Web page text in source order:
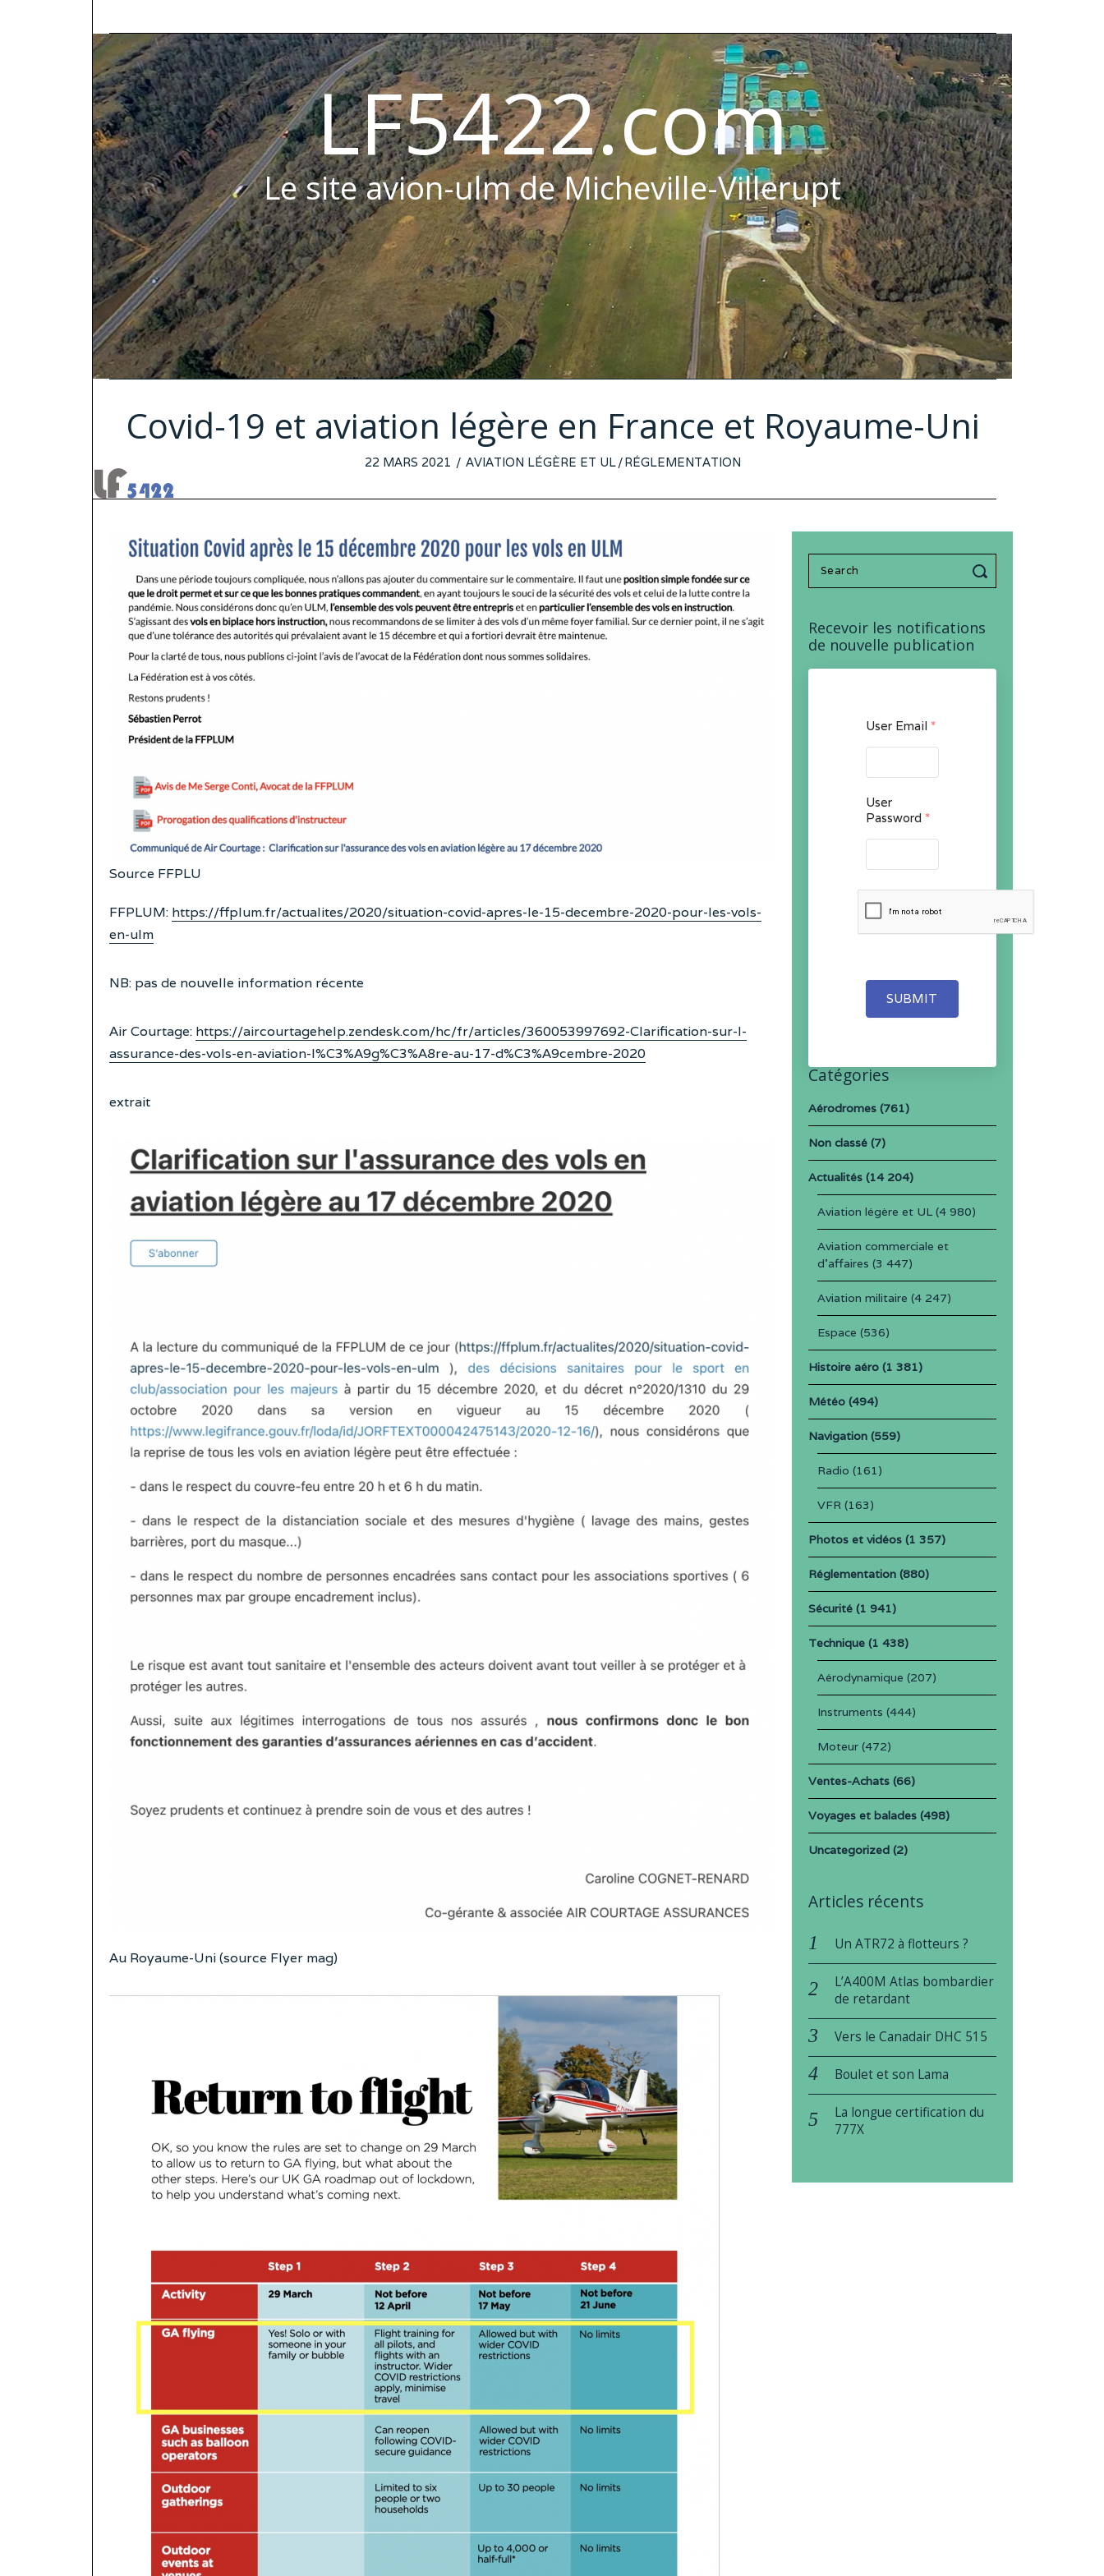
LF5422.com
Le site avion-ulm de Micheville-Villerupt
Covid-19 et aviation légère en France et Royaume-Uni
POSTED
22 MARS 2021 23
2021
AVIATION LÉGÈRE ET UL/RÉGLEMENTATION
Source FFPLU
FFPLUM: https://ffplum.fr/actualites/2020/situation-covid-apres-le-15-decembre-2020-pour-les-vols-
en-ulm
NB: pas de nouvelle information récente
Air Courtage: https://aircourtagehelp.zendesk.com/hc/fr/articles/360053997692-Clarification-sur-l-
assurance-des-vols-en-aviation-l%C3%A9g%C3%A8re-au-17-d%C3%A9cembre-2020
extrait
Au Royaume-Uni (source Flyer mag)
Search
for:
Recevoir les notifications
de nouvelle publication
User Email *
User
Password *
SUBMIT
Catégories
Aérodromes(761)
Non classé(7)
Actualités(14 204)
Aviation légère et UL(4 980)
Aviation commerciale et
d'affaires (3 447)
Aviation militaire (4 247)
Espace (536)
Histoire aéro(1 381)
Météo(494)
Navigation(559)
Radio (161)
VFR (163)
Photos et vidéos(1 357)
Réglementation(880)
Sécurité(1 941)
Technique(1 438)
Aérodynamique (207)
Instruments (444)
Moteur(472)
Ventes-Achats(66)
Voyages et balades(498)
Uncategorized(2)
Articles récents
Un ATR72 à flotteurs ?
L’A400M Atlas bombardier
de retardant
Vers le Canadair DHC 515
Boulet et son Lama
La longue certification du
777X